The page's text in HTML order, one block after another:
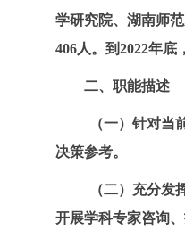
学研究院、湖南师
406人。到2022年底
二、职能描述
（一）针对
决策参考。
（二）充分
开展学科专家咨询